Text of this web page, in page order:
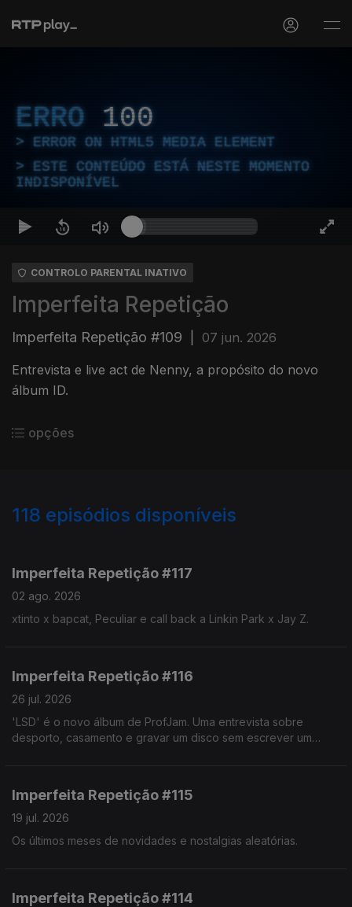
ERRO 100
ERROR ON HTML5 MEDIA ELEMENT
ESTE CONTEÚDO ESTÁ NESTE MOMENTO
INDISPONÍVEL
CONTROLO PARENTAL INATIVO
Imperfeita Repetição
Imperfeita Repetição #109 07 jun. 2026
Entrevista e live act de Nenny, a propósito do novo
álbum ID.
opções
118 episódios disponíveis
Imperfeita Repetição #117
02 ago. 2026
xtinto x bapcat, Peculiar e call back a Linkin Park x Jay Z.
Imperfeita Repetição #116
26 jul. 2026
'LSD' é o novo álbum de ProfJam. Uma entrevista sobre
desporto, casamento e gravar um disco sem escrever um
Imperfeita Repetição #115
19 jul. 2026
Os últimos meses de novidades e nostalgias aleatórias.
Imperfeita Repetição #114